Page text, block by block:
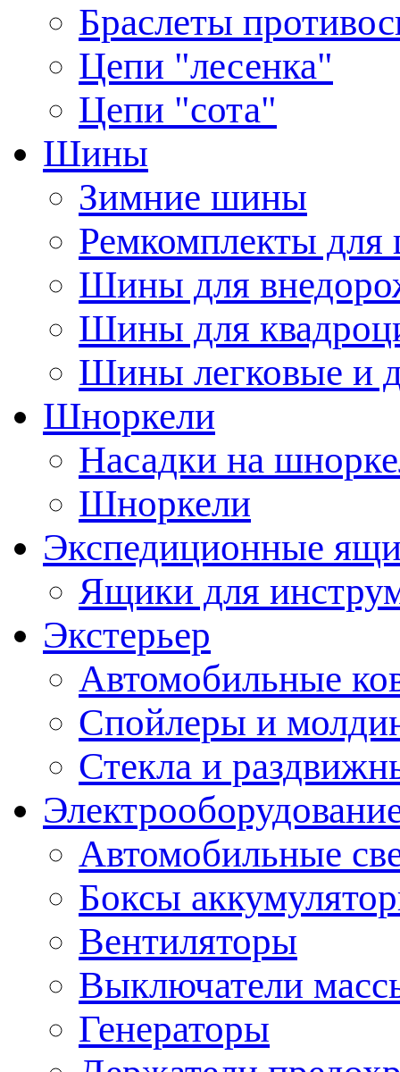
Браслеты
Цепи "лесенка"
Цепи "сота"
Шины
Зимние шины
Ремкомплекты
Шины для
Шины для
Шины легковые и
Шноркели
Насадки на
Шноркели
Экспедиционные
Ящики для
Экстерьер
Автомобильные
Спойлеры и
Стекла и
Автомобильные
Боксы
Вентиляторы
Выключатели
Генераторы